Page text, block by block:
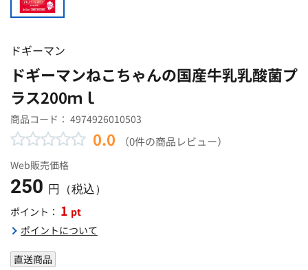
ドギーマン
ドギーマンねこちゃんの国産牛乳乳酸菌プ
ラス200ｍｌ
商品コード： 4974926010503
0.0 （0件の商品レビュー）
Web販売価格
250 円（税込）
ポイント： 1 pt
ポイントについて
直送商品